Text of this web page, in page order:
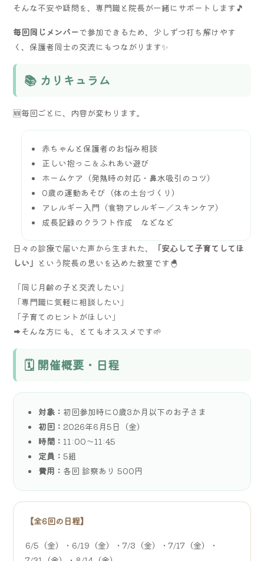
そんな不安や疑問を、専門職と院長が一緒にサポートします🎵
毎回同じメンバーで参加できるため、少しずつ打ち解けやす
く、保護者同士の交流にもつながります✨
📚 カリキュラム
🆕毎回ごとに、内容が変わります。
赤ちゃんと保護者のお悩み相談
正しい抱っこ＆ふれあい遊び
ホームケア（発熱時の対応・鼻水吸引のコツ）
0歳の運動あそび（体の土台づくり）
アレルギー入門（食物アレルギー／スキンケア）
成長記録のクラフト作成 などなど
日々の診療で届いた声から生まれた、
「安心して子育てしてほ
しい」 という院長の思いを込めた教室です🐣
「同じ月齢の子と交流したい」
「専門職に気軽に相談したい」
「子育てのヒントがほしい」
➡そんな方にも、とてもオススメです🌱
🗓️ 開催概要・日程
対象： 初回参加時に0歳3か月以下のお子さま
初回：2026年6月5日（金）
時間： 11:00～11:45
定員：5組
費用： 各回 診察あり 500円
【全6回の日程】
6/5（金）・6/19（金）・7/3（金）・7/17（金）・